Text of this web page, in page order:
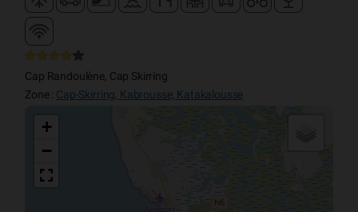
Cap Randoulène, Cap Skirring
Zone : Cap-Skirring, Kabrousse, Katakalousse
+
−